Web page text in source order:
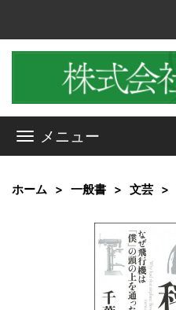
メニュー
ホーム 一般書 文芸